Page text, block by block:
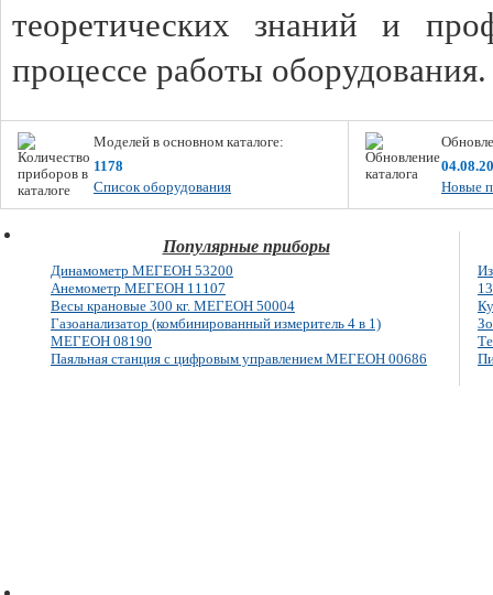
теоретических знаний и
процессе работы
Моделей в основном каталоге:
1178
Список оборудования
Новые
Популярные приборы
Динамометр МЕГЕОН 53200
Анемометр МЕГЕОН 11107
Весы крановые 300 кг. МЕГЕОН 50004
Газоанализатор (комбинированный измеритель 4 в 1)
МЕГЕОН 08190
Паяльная станция с цифровым управлением МЕГЕОН 00686